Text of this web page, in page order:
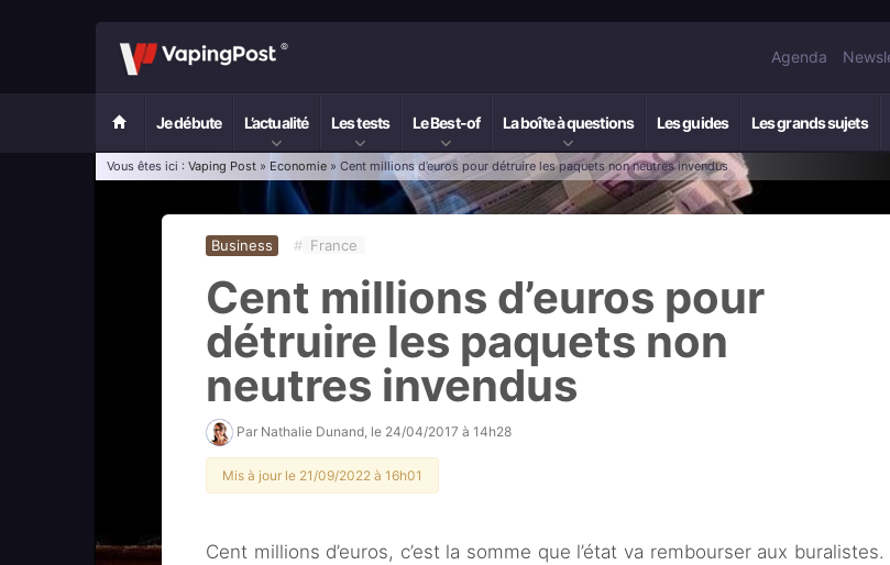
Agenda
Je débute L’actualité Les tests Le Best-of La boîte à questions Les guides Les grands sujets
Vous êtes ici : Vaping Post » Economie » Cent millions d’euros pour détruire les paquets non neutres invendus
Business # France
Cent millions d’euros pour
détruire les paquets non
neutres invendus
Par Nathalie Dunand , le 24/04/2017 à 14h28
Mis à jour le 21/09/2022 à 16h01
Cent millions d’euros, c’est la somme que l’état va rembourser aux buralistes.